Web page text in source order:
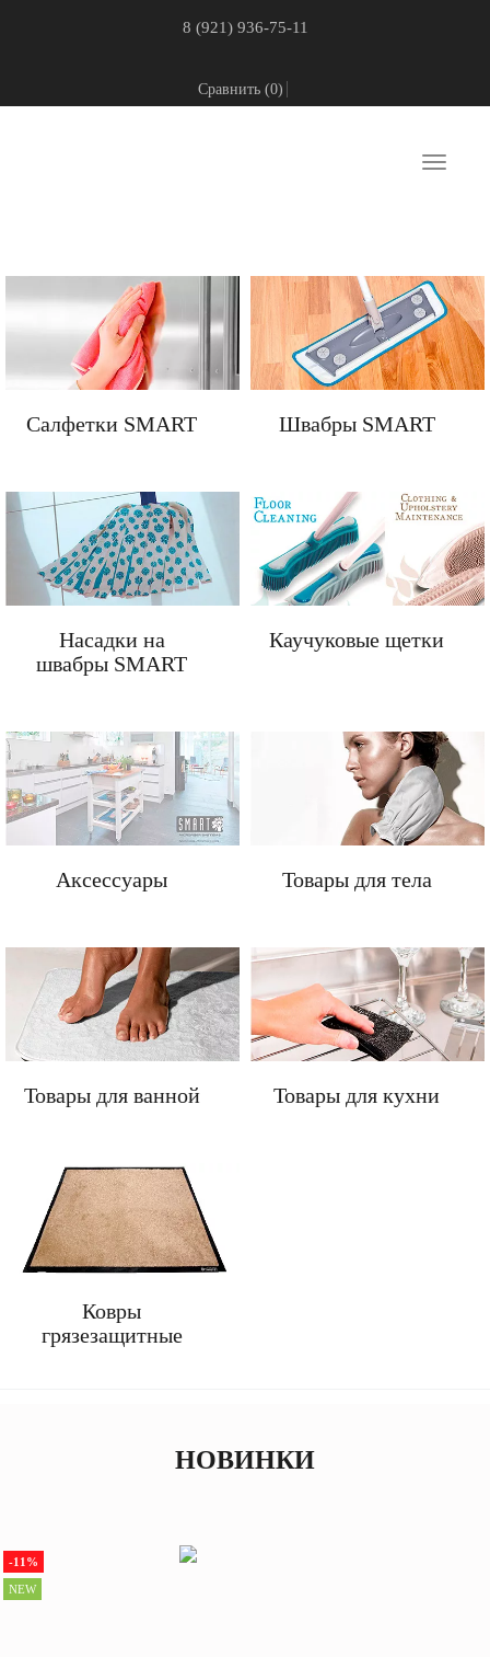
8 (921) 936-75-11
Сравнить (0)
Toggle
Салфетки SMART Швабры SMART
Насадки на
швабры SMART
Каучуковые щетки
Аксессуары Товары для тела
Товары для ванной Товары для кухни
Ковры
грязезащитные
НОВИНКИ
-11%
NEW